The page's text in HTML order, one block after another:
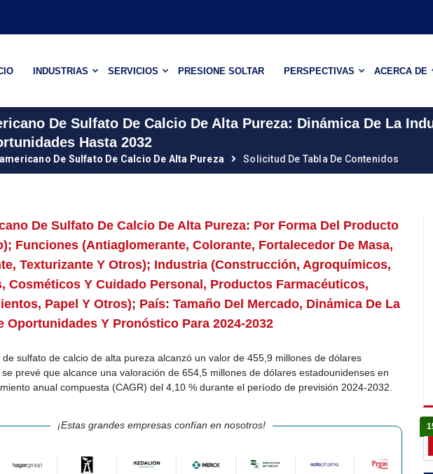
INDUSTRIAS SERVICIOS PRESIONE SOLTAR PERSPECTIVAS ACERCA DE
De Sulfato De Calcio De Alta Pureza: Dinámica De La
Hasta 2032
De Sulfato De Calcio De Alta Pureza Solicitud De Tabla De Contenidos
De Sulfato De Calcio De Alta Pureza: Por Forma Del Producto
Funciones (antiaglomerante, Colorante, Fortalecedor De Masa,
Texturizante Y Otros); Industria (construcción, Agroquímicos,
Cosméticos Y Cuidado Personal, Productos Farmacéuticos,
Papel Y Otros); País: Tamaño Del Mercado, Dinámica De La
Oportunidades Y Pronóstico Para 2024-2032
sulfato de calcio de alta pureza alcanzó un valor de 455,9 millones de dólares
prevé que alcance una valoración de 654,5 millones de dólares estadounidenses en
anual compuesta (CAGR) del 4,10 % durante el período de previsión 2024-2032.
¡Estas grandes empresas confían en nosotros!